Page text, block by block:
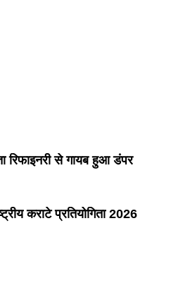
रिफाइनरी से गायब हुआ डंपर
कराटे प्रतियोगिता 2026